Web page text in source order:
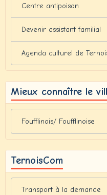
Centre antipoison
Devenir assistant familial
Agenda culturel de
Mieux connaître le
Foufflinois/ Foufflinoise
TernoisCom
Transport à la demande